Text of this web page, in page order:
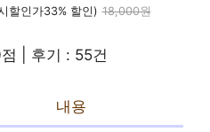
할인가33% 할인) 18,000원
| 후기 : 55건
내용